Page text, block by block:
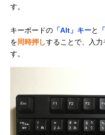
す。
キーボードの 「Alt」キーと
を同時押しすることで、入力
す。